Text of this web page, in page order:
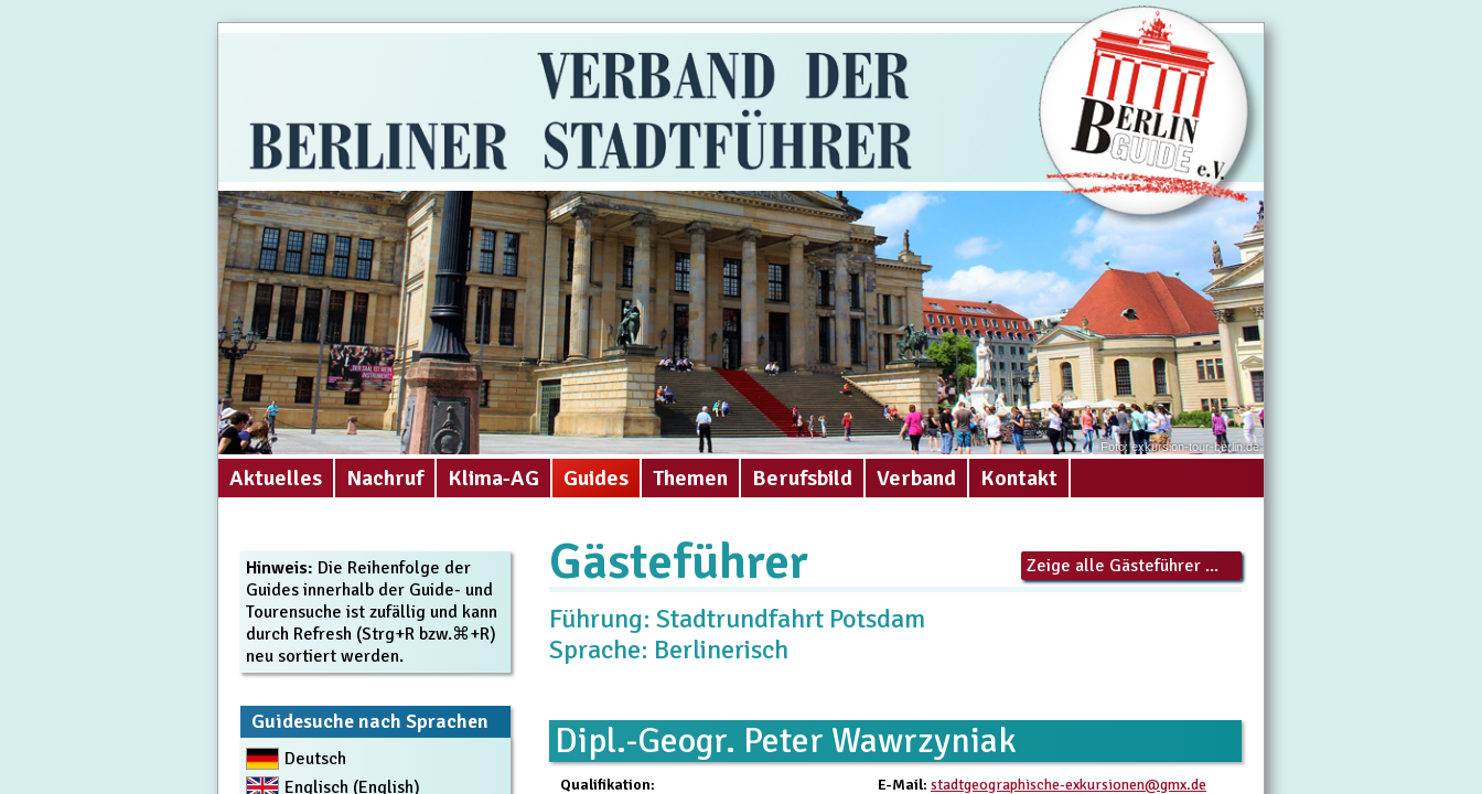
Foto: exkursion-tour-berlin.de
Aktuelles Nachruf Klima-AG Guides Themen Berufsbild Verband Kontakt
Gästeführer
Führung: Stadtrundfahrt Potsdam
Sprache: Berlinerisch
Zeige alle Gästeführer ...
Dipl.-Geogr. Peter Wawrzyniak
Qualifikation: E-Mail: stadtgeographische-exkursionen@gmx.de
Hinweis: Die Reihenfolge der
Guides innerhalb der Guide- und
Tourensuche ist zufällig und kann
durch Refresh (Strg+R bzw.⌘+R)
neu sortiert werden.
Guidesuche nach Sprachen
Deutsch
Englisch (English)